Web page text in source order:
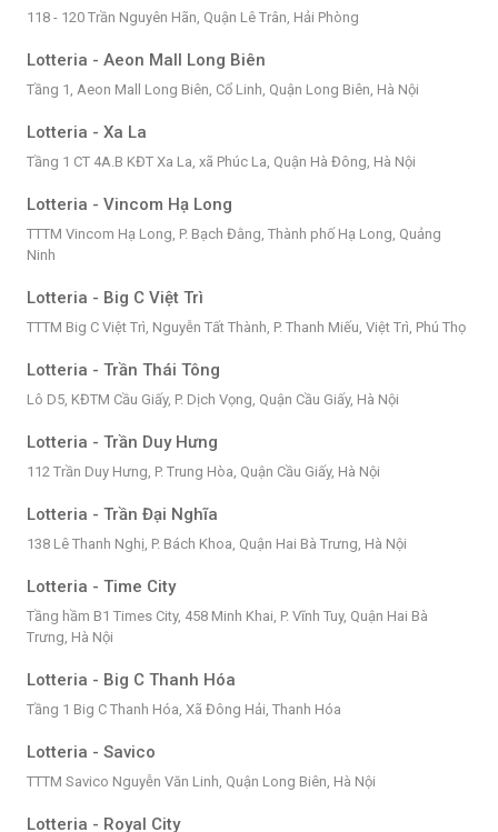
118 - 120 Trần Nguyên Hãn, Quận Lê Trân, Hải Phòng
Lotteria - Aeon Mall Long Biên
Tầng 1, Aeon Mall Long Biên, Cổ Linh, Quận Long Biên, Hà Nội
Lotteria - Xa La
Tầng 1 CT 4A.B KĐT Xa La, xã Phúc La, Quận Hà Đông, Hà Nội
Lotteria - Vincom Hạ Long
TTTM Vincom Hạ Long, P. Bạch Đằng, Thành phố Hạ Long, Quảng
Ninh
Lotteria - Big C Việt Trì
TTTM Big C Việt Trì, Nguyễn Tất Thành, P. Thanh Miếu, Việt Trì, Phú Thọ
Lotteria - Trần Thái Tông
Lô D5, KĐTM Cầu Giấy, P. Dịch Vọng, Quận Cầu Giấy, Hà Nội
Lotteria - Trần Duy Hưng
112 Trần Duy Hưng, P. Trung Hòa, Quận Cầu Giấy, Hà Nội
Lotteria - Trần Đại Nghĩa
138 Lê Thanh Nghị, P. Bách Khoa, Quận Hai Bà Trưng, Hà Nội
Lotteria - Time City
Tầng hầm B1 Times City, 458 Minh Khai, P. Vĩnh Tuy, Quận Hai Bà
Trưng, Hà Nội
Lotteria - Big C Thanh Hóa
Tầng 1 Big C Thanh Hóa, Xã Đông Hải, Thanh Hóa
Lotteria - Savico
TTTM Savico Nguyễn Văn Linh, Quận Long Biên, Hà Nội
Lotteria - Royal City